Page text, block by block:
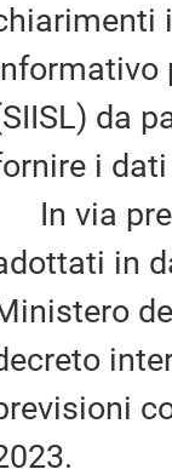
da
i
In via
in